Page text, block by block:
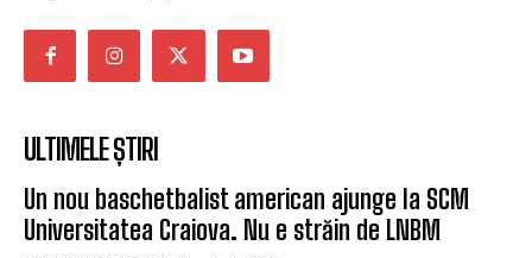
ULTIMELE ȘTIRI
Un nou baschetbalist american ajunge la SCM
Universitatea Craiova. Nu e străin de LNBM